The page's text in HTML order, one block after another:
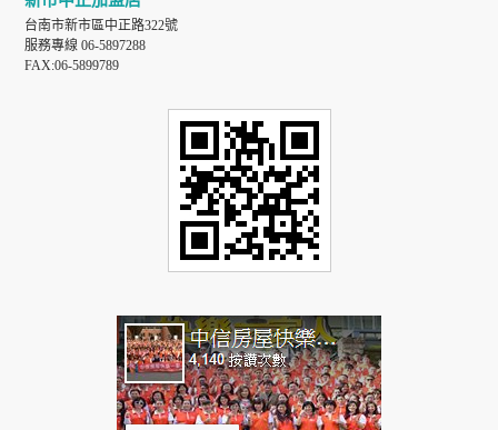
台南市新市區中正路322號
服務專線 06-5897288
FAX:06-5899789